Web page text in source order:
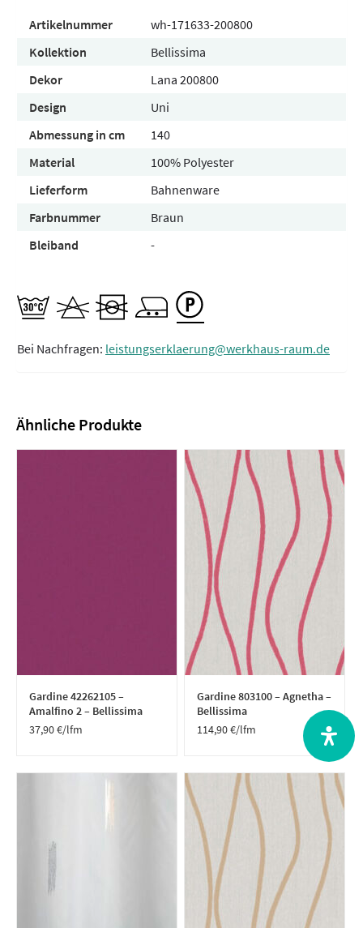
Artikelnummer
wh-171633-200800
Kollektion
Bellissima
Dekor
Lana 200800
Design
Uni
Abmessung in cm
140
Material
100% Polyester
Lieferform
Bahnenware
Farbnummer
Braun
Bleiband
-
Bei Nachfragen: leistungserklaerung@werkhaus-raum.de
Ähnliche Produkte
Gardine 42262105 –
Amalfino 2 – Bellissima
37,90€/lfm
Gardine 803100 – Agnetha –
Bellissima
114,90€/lfm